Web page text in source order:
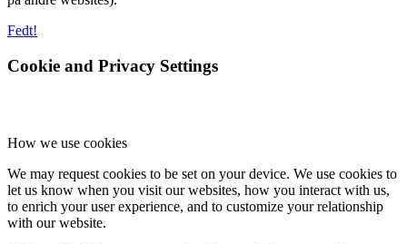
Fedt!
Cookie and Privacy Settings
How we use cookies
We may request cookies to be set on your device. We use cookies to
let us know when you visit our websites, how you interact with us,
to enrich your user experience, and to customize your relationship
with our website.